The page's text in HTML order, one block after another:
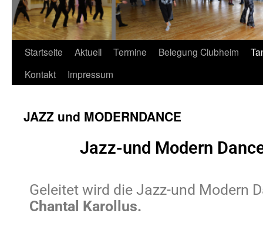
Startseite Aktuell Termine Belegung Clubheim
Kontakt
Impressum
JAZZ und MODERNDANCE
Jazz-und Modern
Geleitet wird die Jazz-und Modern
Chantal Karollus.